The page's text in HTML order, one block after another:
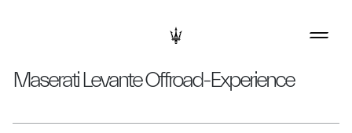
Maserati Levante Offroad-Experience